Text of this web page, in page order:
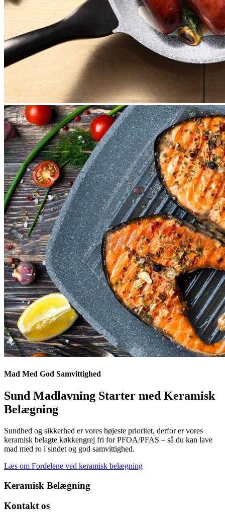
Mad Med God Samvittighed
Sund Madlavning Starter med Keramisk
Belægning
Sundhed og sikkerhed er vores højeste prioritet, derfor er vores
keramisk belagte køkkengrej fri for PFOA/PFAS – så du kan lave
mad med ro i sindet og god samvittighed.
Læs om Fordelene ved keramisk belægning
Keramisk Belægning
Kontakt os